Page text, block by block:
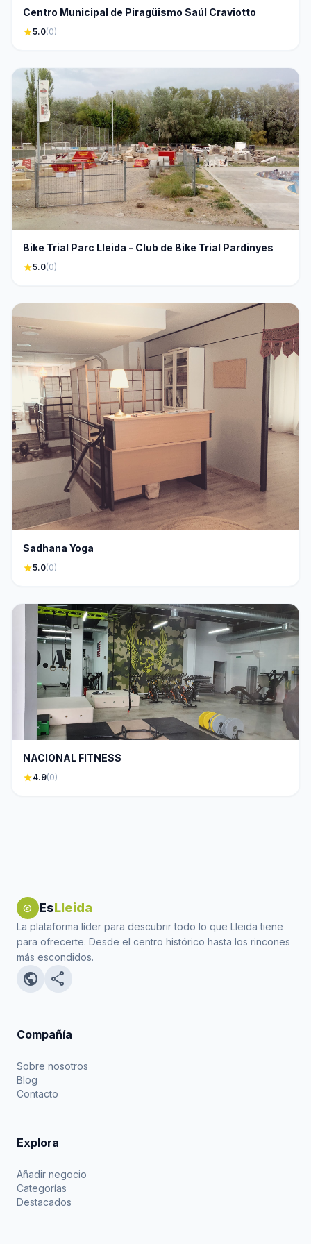
Centro Municipal de Piragüismo Saúl Craviotto
star5.0(0)
Bike Trial Parc Lleida - Club de Bike Trial Pardinyes
star5.0(0)
Sadhana Yoga
star5.0(0)
NACIONAL FITNESS
star4.9(0)
explore EsLleida
La plataforma líder para descubrir todo lo que Lleida tiene
para ofrecerte. Desde el centro histórico hasta los rincones
más escondidos.
public share
Compañía
Sobre nosotros
Blog
Contacto
Explora
Añadir negocio
Categorías
Destacados